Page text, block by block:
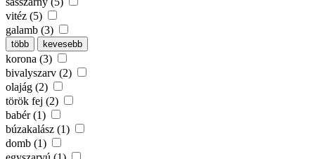
vitéz (5)
galamb (3)
több kevesebb
korona (3)
bivalyszarv (2)
olajág (2)
török fej (2)
babér (1)
búzakalász (1)
domb (1)